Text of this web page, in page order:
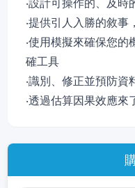
‧提供引人入勝的敘
‧使用模擬來確保您
確工具
‧識別、修正並預防資
‧透過估算因果效應來